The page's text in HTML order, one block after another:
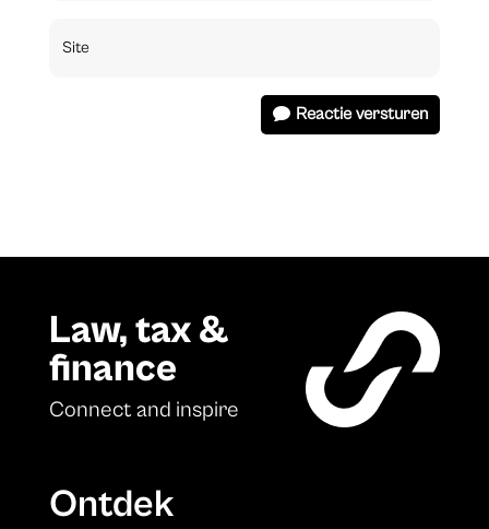
Reactie versturen
Law, tax &
finance
Connect and inspire
Ontdek